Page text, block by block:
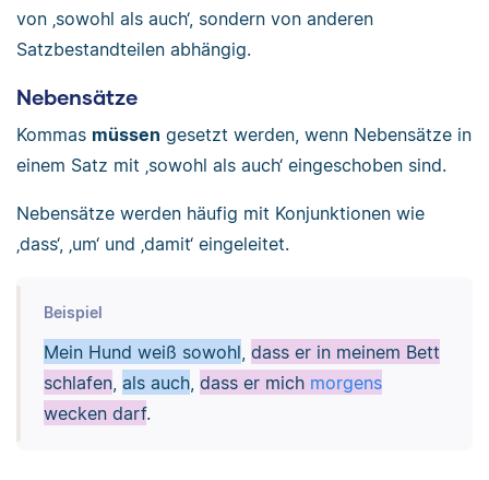
von ‚sowohl als auch‘, sondern von anderen
Satzbestandteilen abhängig.
Nebensätze
Kommas müssen gesetzt werden, wenn Nebensätze in
einem Satz mit ‚sowohl als auch‘ eingeschoben sind.
Nebensätze werden häufig mit Konjunktionen wie
‚dass‘, ‚um‘ und ‚damit‘ eingeleitet.
Beispiel
Mein Hund weiß sowohl dass er in meinem Bett
schlafen, als auch, dass er mich morgens
wecken darf.